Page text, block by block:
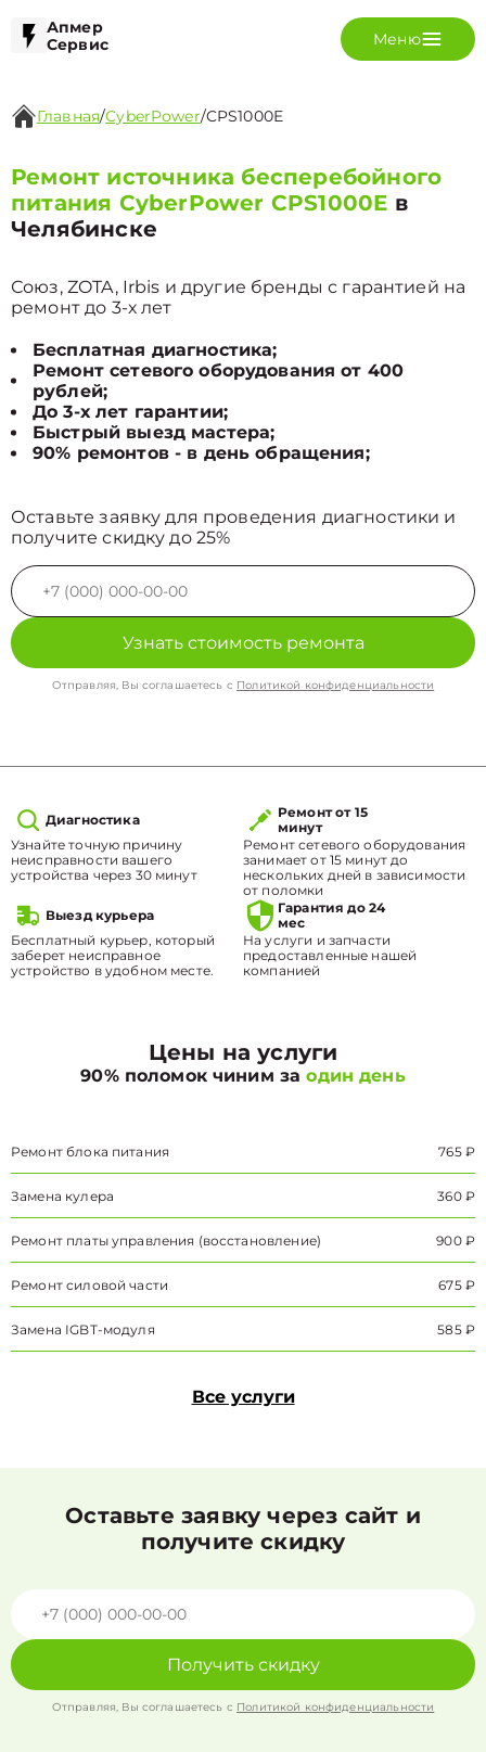
Апмер
Сервис
Меню
Главная/CyberPower/CPS1000E
Ремонт источника бесперебойного
питания CyberPower CPS1000E в
Челябинске
Союз, ZOTA, Irbis и другие бренды с гарантией на
ремонт до 3-х лет
Бесплатная диагностика;
Ремонт сетевого оборудования от 400
рублей;
До 3-х лет гарантии;
Быстрый выезд мастера;
90% ремонтов - в день обращения;
Оставьте заявку для проведения диагностики и
получите скидку до 25%
Узнать стоимость ремонта
Отправляя, Вы соглашаетесь с Политикой конфиденциальности
Диагностика
Узнайте точную причину
неисправности вашего
устройства через 30 минут
Ремонт от 15
минут
Ремонт сетевого оборудования
занимает от 15 минут до
нескольких дней в зависимости
от поломки
Выезд курьера
Бесплатный курьер, который
заберет неисправное
устройство в удобном месте.
Гарантия до 24
мес
На услуги и запчасти
предоставленные нашей
компанией
Цены на услуги
90% поломок чиним заодин день
Ремонт блока питания 765 ₽
Замена кулера 360 ₽
Ремонт платы управления (восстановление) 900 ₽
Ремонт силовой части 675 ₽
Замена IGBT-модуля 585 ₽
Все услуги
Оставьте заявку через сайт и
получите скидку
Получить скидку
Отправляя, Вы соглашаетесь с Политикой конфиденциальности